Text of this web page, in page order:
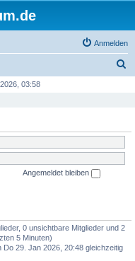
Anmelden
e
03:58
Angemeldet bleiben
0 unsichtbare Mitglieder und 2
5 Minuten)
Do 29. Jan 2026, 20:48 gleichzeitig